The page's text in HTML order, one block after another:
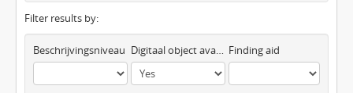
Filter results by:
Beschrijvingsniveau Digitaal object available Finding aid